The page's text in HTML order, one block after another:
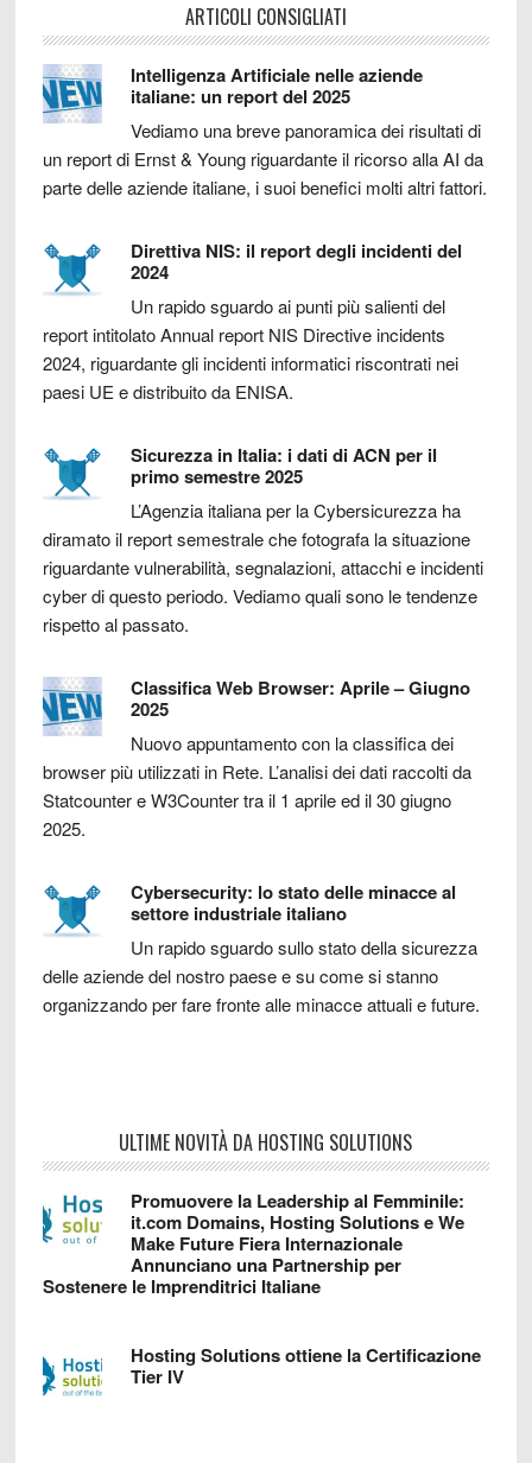
ARTICOLI CONSIGLIATI
Intelligenza Artificiale nelle aziende
italiane: un report del 2025
Vediamo una breve panoramica dei risultati di
un report di Ernst & Young riguardante il ricorso alla AI da
parte delle aziende italiane, i suoi benefici molti altri fattori.
Direttiva NIS: il report degli incidenti del
2024
Un rapido sguardo ai punti più salienti del
report intitolato Annual report NIS Directive incidents
2024, riguardante gli incidenti informatici riscontrati nei
paesi UE e distribuito da ENISA.
Sicurezza in Italia: i dati di ACN per il
primo semestre 2025
L’Agenzia italiana per la Cybersicurezza ha
diramato il report semestrale che fotografa la situazione
riguardante vulnerabilità, segnalazioni, attacchi e incidenti
cyber di questo periodo. Vediamo quali sono le tendenze
rispetto al passato.
Classifica Web Browser: Aprile – Giugno
2025
Nuovo appuntamento con la classifica dei
browser più utilizzati in Rete. L’analisi dei dati raccolti da
Statcounter e W3Counter tra il 1 aprile ed il 30 giugno
2025.
Cybersecurity: lo stato delle minacce al
settore industriale italiano
Un rapido sguardo sullo stato della sicurezza
delle aziende del nostro paese e su come si stanno
organizzando per fare fronte alle minacce attuali e future.
ULTIME NOVITÀ DA HOSTING SOLUTIONS
Promuovere la Leadership al Femminile:
it.com Domains, Hosting Solutions e We
Make Future Fiera Internazionale
Annunciano una Partnership per
Sostenere le Imprenditrici Italiane
Hosting Solutions ottiene la Certificazione
Tier IV